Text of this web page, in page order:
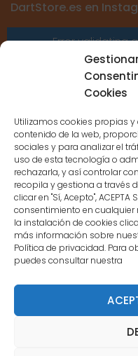
Cookies
Utilizamos cookies propias
contenido de la web,
sociales y para analizar el
uso de esta tecnología o
rechazarla, y así controlar
recopila y gestiona a través
clicar en "Sí, Acepto",
consentimiento en cualquier
la instalación de cookies
más información sobre
Política de privacidad. Para
puedes consultar nuestra
DartStore.es en
Error validating
Sessions for
because the
CONTACTO
MENÚ PRINCIPAL
MI CUENTA
DOCUMENTACIÓN